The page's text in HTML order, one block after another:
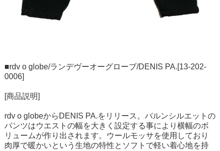
■rdv o globe/ランデヴーオーグローブ/DENIS PA.[13-202-
0006]
[商品説明]
rdv o globeからDENIS PA.をリリース。バルンシルエットの
パンツはウエストの幅を大きく設定する事により横幅のボ
リュームが作り出されます。ウールモッサを使用しており
肉厚で暖かいという生地の特性とソフトで軽い着心地を持